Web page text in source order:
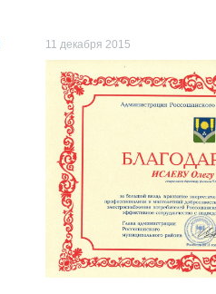
11 декабря 2015